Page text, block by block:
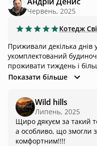
контакти: * **Екскурсій та логістики:** гіди, поїздки на
джипах/квадроциклах,
* **Гастрономії:**
з найближчих колиб,
(замариноване м'ясо, т.і.). * **Релаксу:** найближчі чани,
бані, масаж. * **Особливих послуг:** бебісіттер для
дитини (щоб дорослі
локальні фотосесії чи
Червень, 2025
Котедж
Приживали декілька
укомплектований
проживати тиждень і
помешкання в
була посудомийка і
Як на дворі прохододно
та створить приємну
авто може мати трохи
Показати більше
Wild hills
Липень, 2025
Щиро дякуєм за такий
а особливо, що змогли
комфортним!!!!